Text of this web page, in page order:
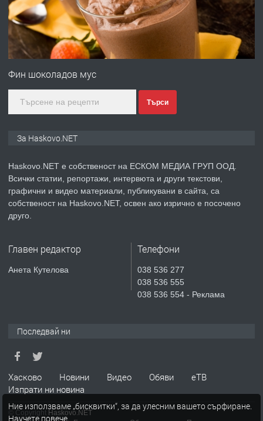
преди 2 дни
ПРЕДЛАГА СГЛОБЯВАНЕ НА МЕБЕЛИ.
преди 3 дни
ПРЕДЛАГА
Къртене на бетон! Събаряне на
Апартамент за продажба
НАЕМ В КВ. „ОРФЕЙ“ – ДО
КОМПЛЕКС „ВЕСПРЕМ“, ГР. ХАСКОВО
Фин шоколадов мус
Търси
За Haskovo.NET
Haskovo.NET е собственост на ЕСКОМ МЕДИА ГРУП ООД.
Всички статии, репортажи, интервюта и други текстови,
графични и видео материали, публикувани в сайта, са
собственост на Haskovo.NET, освен ако изрично е посочено
друго.
Главен редактор
Анета Кутелова
Телефони
038 536 277
038 536 555
038 536 554 - Реклама
Последвай ни
Хасково Новини Видео Обяви
еТВ
Изпрати ни новина
© Copyright Haskovo.NET
Ние използваме „бисквитки“, за да улесним вашето сърфиране.
Научете повече.